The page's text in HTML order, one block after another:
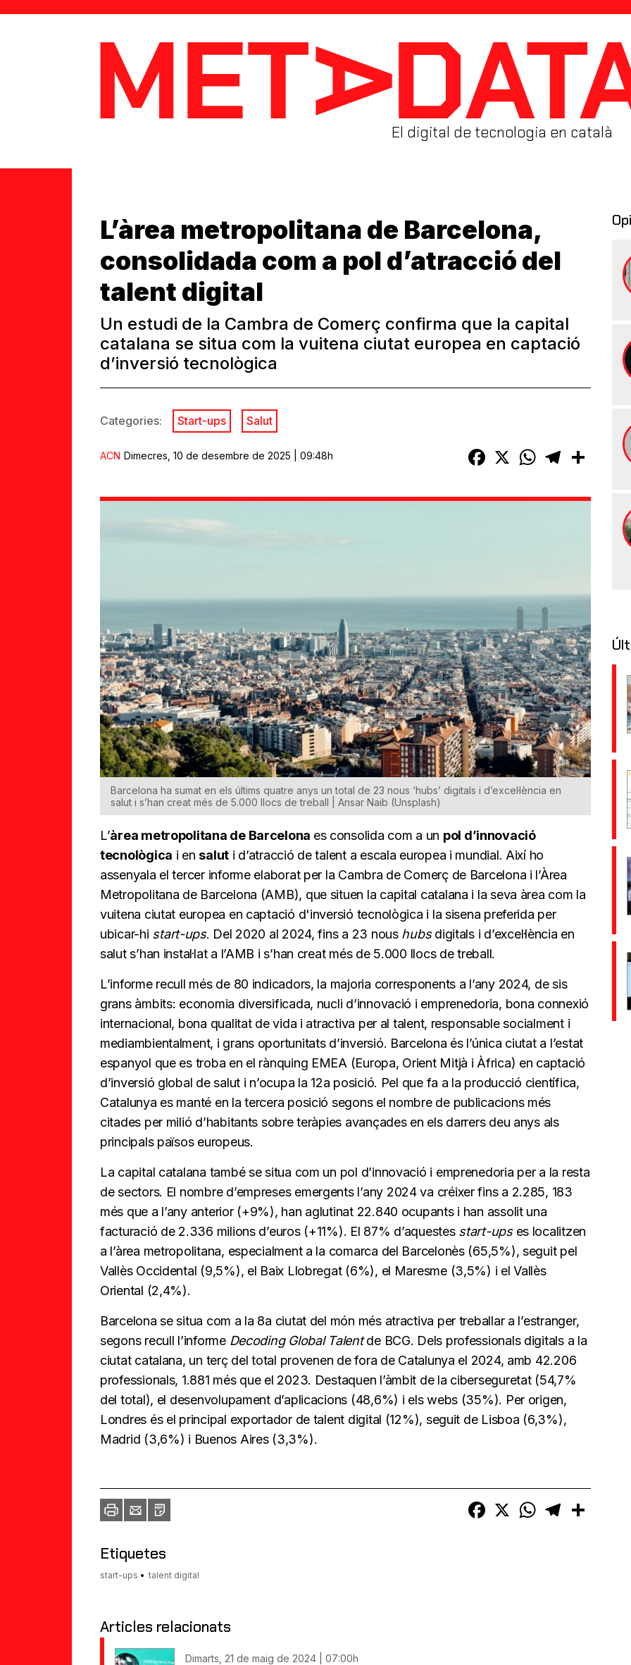
MetaData
El digital de tecnologia en català
L’àrea metropolitana de Barcelona,
consolidada com a pol d’atracció del
talent digital
Un estudi de la Cambra de Comerç confirma que la capital
catalana se situa com la vuitena ciutat europea en captació
d’inversió tecnològica
Categories: Start-ups Salut
ACN Dimecres, 10 de desembre de 2025 | 09:48h Facebook
X WhatsAppTelegram
Barcelona ha sumat en els últims quatre anys un total de 23 nous ‘hubs’ digitals i d’excel·lència en
salut i s’han creat més de 5.000 llocs de treball | Ansar Naib (Unsplash)
L’àrea metropolitana de Barcelona es consolida com a un pol d’innovació
tecnològica i ensalut i d’atracció de talent a escala europea i mundial. Així ho
assenyala el tercer informe elaborat per la Cambra de Comerç de Barcelona i l’Àrea
Metropolitana de Barcelona (AMB), que situen la capital catalana i la seva àrea com la
vuitena ciutat europea en captació d'inversió tecnològica i la sisena preferida per
ubicar-hi start-ups. Del 2020 al 2024, fins a 23 nous hubsdigitals i d’excel·lència en
salut s’han instal·lat a l’AMB i s’han creat més de 5.000 llocs de treball.
L’informe recull més de 80 indicadors, la majoria corresponents a l’any 2024, de sis
grans àmbits: economia diversificada, nucli d’innovació i emprenedoria, bona connexió
internacional, bona qualitat de vida i atractiva per al talent, responsable socialment i
mediambientalment, i grans oportunitats d’inversió. Barcelona és l’única ciutat a l’estat
espanyol que es troba en el rànquing EMEA (Europa, Orient Mitjà i Àfrica) en captació
d’inversió global de salut i n’ocupa la 12a posició. Pel que fa a la producció científica,
Catalunya es manté en la tercera posició segons el nombre de publicacions més
citades per milió d’habitants sobre teràpies avançades en els darrers deu anys als
principals països europeus.
La capital catalana també se situa com un pol d’innovació i emprenedoria per a la resta
de sectors. El nombre d’empreses emergents l’any 2024 va créixer fins a 2.285, 183
més que a l’any anterior (+9%), han aglutinat 22.840 ocupants i han assolit una
facturació de 2.336 milions d’euros (+11%). El 87% d’aquestes start-upses localitzen
a l’àrea metropolitana, especialment a la comarca del Barcelonès (65,5%), seguit pel
Vallès Occidental (9,5%), el Baix Llobregat (6%), el Maresme (3,5%) i el Vallès
Oriental (2,4%).
Barcelona se situa com a la 8a ciutat del món més atractiva per treballar a l’estranger,
segons recull l’informe Decoding Global Talentde BCG. Dels professionals digitals a la
ciutat catalana, un terç del total provenen de fora de Catalunya el 2024, amb 42.206
professionals, 1.881 més que el 2023. Destaquen l’àmbit de la ciberseguretat (54,7%
del total), el desenvolupament d’aplicacions (48,6%) i els webs (35%). Per origen,
Londres és el principal exportador de talent digital (12%), seguit de Lisboa (6,3%),
Madrid (3,6%) i Buenos Aires (3,3%).
ImprimirEnvia
un
PDF Facebook
X WhatsAppTelegram
Etiquetes
start-ups talent digital
Articles relacionats
Dimarts, 21 de maig de 2024 | 07:00h